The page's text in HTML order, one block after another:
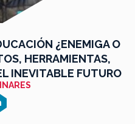
¿ENEMIGA O
HERRAMIENTAS,
INEVITABLE FUTURO